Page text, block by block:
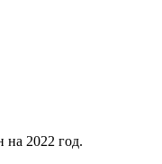
на 2022 год.